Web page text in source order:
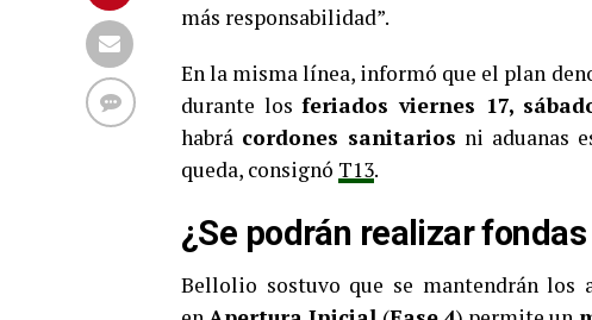
más responsabilidad”.
En la misma línea, informó que el plan
durante losferiados viernes 17,
habrá cordones sanitarios ni aduanas
queda, consignó T13.
¿Se podrán realizar
Bellolio sostuvo que se mantendrán